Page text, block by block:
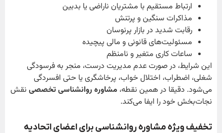
ارتباط مستقیم با مشتریان ناراضی یا بدبین
مذاکرات سنگین و پرتنش
رقابت شدید در بازار پرنوسان
مسئولیت‌های قانونی و مالی پیچیده
ساعات کاری متغیر و نامنظم
این شرایط، در صورت عدم مدیریت درست، منجر به فرسودگی
شغلی، اضطراب، اختلال خواب، پرخاشگری یا حتی افسردگی
می‌شود. دقیقا در همین نقطه،مشاوره روانشناسی تخصصینقش
نجات‌بخش خود را ایفا می‌کند.
تخفیف ویژه مشاوره روانشناسی برای اعضای اتحادیه